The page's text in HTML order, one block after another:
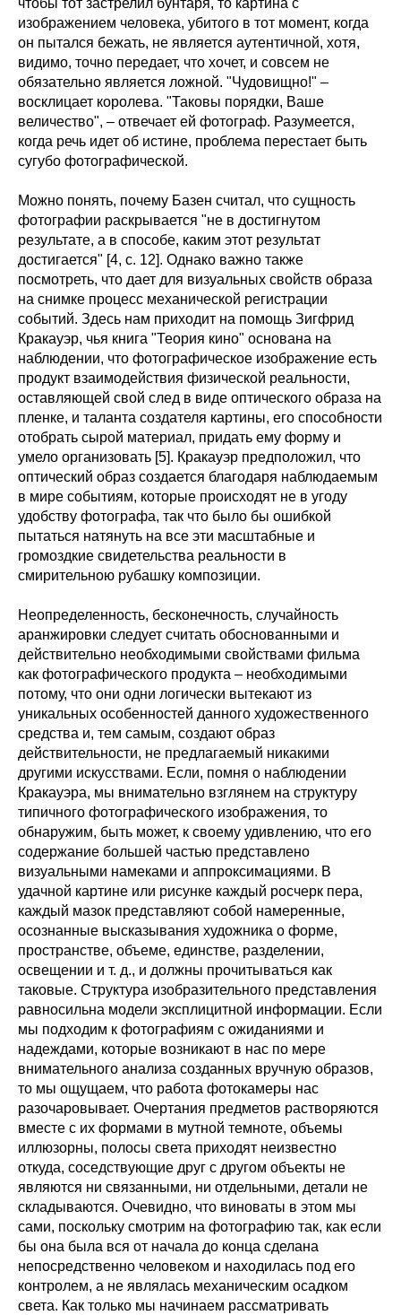
чтобы тот застрелил бунтаря, то картина с
изображением человека, убитого в тот момент, когда
он пытался бежать, не является аутентичной, хотя,
видимо, точно передает, что хочет, и совсем не
обязательно является ложной. "Чудовищно!" –
восклицает королева. "Таковы порядки, Ваше
величество", – отвечает ей фотограф. Разумеется,
когда речь идет об истине, проблема перестает быть
сугубо фотографической.
Можно понять, почему Базен считал, что сущность
фотографии раскрывается "не в достигнутом
результате, а в способе, каким этот результат
достигается" [4, с. 12]. Однако важно также
посмотреть, что дает для визуальных свойств образа
на снимке процесс механической регистрации
событий. Здесь нам приходит на помощь Зигфрид
Кракауэр, чья книга "Теория кино" основана на
наблюдении, что фотографическое изображение есть
продукт взаимодействия физической реальности,
оставляющей свой след в виде оптического образа на
пленке, и таланта создателя картины, его способности
отобрать сырой материал, придать ему форму и
умело организовать [5]. Кракауэр предположил, что
оптический образ создается благодаря наблюдаемым
в мире событиям, которые происходят не в угоду
удобству фотографа, так что было бы ошибкой
пытаться натянуть на все эти масштабные и
громоздкие свидетельства реальности в
смирительною рубашку композиции.
Неопределенность, бесконечность, случайность
аранжировки следует считать обоснованными и
действительно необходимыми свойствами фильма
как фотографического продукта – необходимыми
потому, что они одни логически вытекают из
уникальных особенностей данного художественного
средства и, тем самым, создают образ
действительности, не предлагаемый никакими
другими искусствами. Если, помня о наблюдении
Кракауэра, мы внимательно взглянем на структуру
типичного фотографического изображения, то
обнаружим, быть может, к своему удивлению, что его
содержание большей частью представлено
визуальными намеками и аппроксимациями. В
удачной картине или рисунке каждый росчерк пера,
каждый мазок представляют собой намеренные,
осознанные высказывания художника о форме,
пространстве, объеме, единстве, разделении,
освещении и т. д., и должны прочитываться как
таковые. Структура изобразительного представления
равносильна модели эксплицитной информации. Если
мы подходим к фотографиям с ожиданиями и
надеждами, которые возникают в нас по мере
внимательного анализа созданных вручную образов,
то мы ощущаем, что работа фотокамеры нас
разочаровывает. Очертания предметов растворяются
вместе с их формами в мутной темноте, объемы
иллюзорны, полосы света приходят неизвестно
откуда, соседствующие друг с другом объекты не
являются ни связанными, ни отдельными, детали не
складываются. Очевидно, что виноваты в этом мы
сами, поскольку смотрим на фотографию так, как если
бы она была вся от начала до конца сделана
непосредственно человеком и находилась под его
контролем, а не являлась механическим осадком
света. Как только мы начинаем рассматривать